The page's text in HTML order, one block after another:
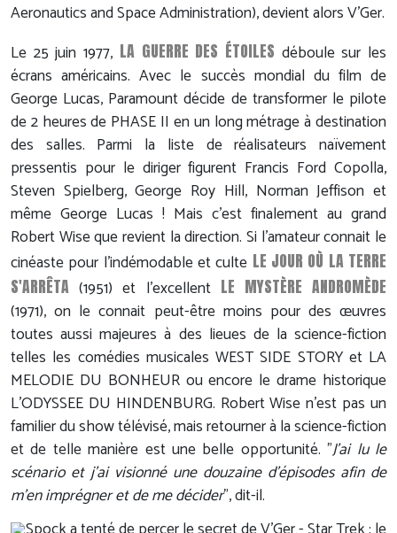
Aeronautics and Space Administration), devient alors V'Ger.
Le 25 juin 1977, LA GUERRE DES ÉTOILES déboule sur les
écrans américains. Avec le succès mondial du film de
George Lucas, Paramount décide de transformer le pilote
de 2 heures de PHASE II en un long métrage à destination
des salles. Parmi la liste de réalisateurs naïvement
pressentis pour le diriger figurent Francis Ford Copolla,
Steven Spielberg, George Roy Hill, Norman Jeffison et
même George Lucas ! Mais c'est finalement au grand
Robert Wise que revient la direction. Si l'amateur connait le
cinéaste pour l'indémodable et culte LE JOUR OÙ LA TERRE
S'ARRÊTA (1951) et l'excellent LE MYSTÈRE ANDROMÈDE
(1971), on le connait peut-être moins pour des œuvres
toutes aussi majeures à des lieues de la science-fiction
telles les comédies musicales WEST SIDE STORY et LA
MELODIE DU BONHEUR ou encore le drame historique
L'ODYSSEE DU HINDENBURG. Robert Wise n'est pas un
familier du show télévisé, mais retourner à la science-fiction
et de telle manière est une belle opportunité. "J'ai lu le
scénario et j'ai visionné une douzaine d'épisodes afin de
m'en imprégner et de me décider", dit-il.